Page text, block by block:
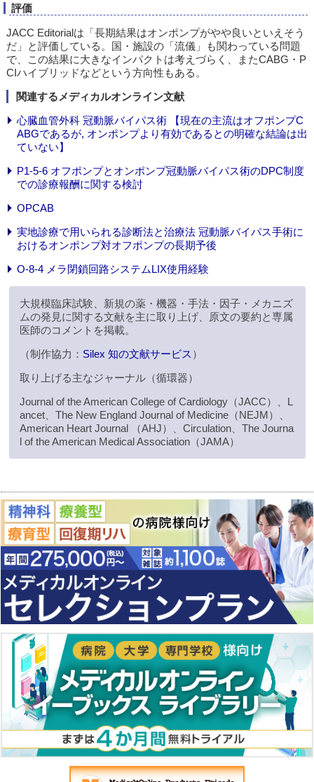
評価
JACC Editorialは「長期結果はオンポンプがやや良いといえそう
だ」と評価している。国・施設の「流儀」も関わっている問題
で、この結果に大きなインパクトは考えづらく、またCABG・P
CIハイブリッドなどという方向性もある。
関連するメディカルオンライン文献
心臓血管外科 冠動脈バイパス術 【現在の主流はオフポンプC
ABGであるが, オンポンプより有効であるとの明確な結論は出
ていない】
P1-5-6 オフポンプとオンポンプ冠動脈バイパス術のDPC制度
での診療報酬に関する検討
OPCAB
実地診療で用いられる診断法と治療法 冠動脈バイパス手術に
おけるオンポンプ対オフポンプの長期予後
O-8-4 メラ閉鎖回路システムLIX使用経験
大規模臨床試験、新規の薬・機器・手法・因子・メカニズ
ムの発見に関する文献を主に取り上げ、原文の要約と専属
医師のコメントを掲載。
（制作協力： Silex 知の文献サービス ）
取り上げる主なジャーナル（循環器）
Journal of the American College of Cardiology（JACC）、L
ancet、The New England Journal of Medicine（NEJM）、
American Heart Journal （AHJ）、Circulation、The Journa
l of the American Medical Association（JAMA）